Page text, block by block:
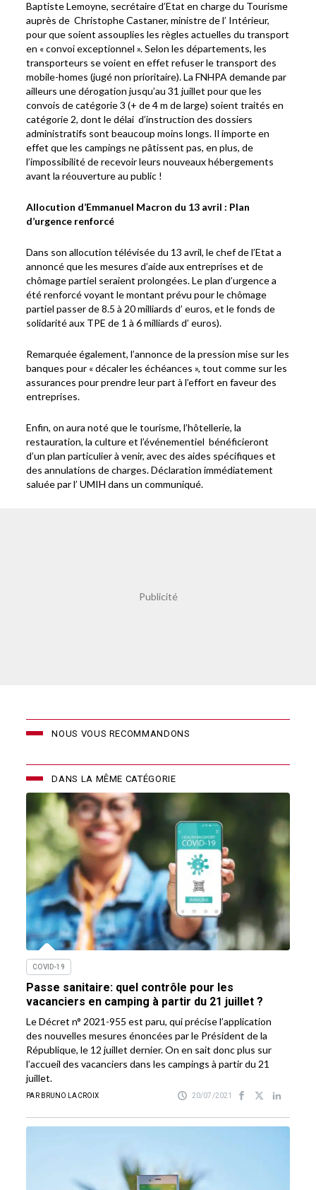
Baptiste Lemoyne, secrétaire d’Etat en charge du Tourisme
auprès de Christophe Castaner, ministre de l’ Intérieur,
pour que soient assouplies les règles actuelles du transport
en « convoi exceptionnel ». Selon les départements, les
transporteurs se voient en effet refuser le transport des
mobile-homes (jugé non prioritaire). La FNHPA demande par
ailleurs une dérogation jusqu’au 31 juillet pour que les
convois de catégorie 3 (+ de 4 m de large) soient traités en
catégorie 2, dont le délai d’instruction des dossiers
administratifs sont beaucoup moins longs. Il importe en
effet que les campings ne pâtissent pas, en plus, de
l’impossibilité de recevoir leurs nouveaux hébergements
avant la réouverture au public !
Allocution d’Emmanuel Macron du 13 avril : Plan
d’urgence renforcé
Dans son allocution télévisée du 13 avril, le chef de l’Etat a
annoncé que les mesures d’aide aux entreprises et de
chômage partiel seraient prolongées. Le plan d’urgence a
été renforcé voyant le montant prévu pour le chômage
partiel passer de 8.5 à 20 milliards d’ euros, et le fonds de
solidarité aux TPE de 1 à 6 milliards d’ euros).
Remarquée également, l’annonce de la pression mise sur les
banques pour « décaler les échéances », tout comme sur les
assurances pour prendre leur part à l’effort en faveur des
entreprises.
Enfin, on aura noté que le tourisme, l’hôtellerie, la
restauration, la culture et l’événementiel bénéficieront
d’un plan particulier à venir, avec des aides spécifiques et
des annulations de charges. Déclaration immédiatement
saluée par l’ UMIH dans un communiqué.
NOUS VOUS RECOMMANDONS
DANS LA MÊME CATÉGORIE
COVID-19
Passe sanitaire: quel contrôle pour les
vacanciers en camping à partir du 21 juillet ?
Le Décret n° 2021-955 est paru, qui précise l’application
des nouvelles mesures énoncées par le Président de la
République, le 12 juillet dernier. On en sait donc plus sur
l’accueil des vacanciers dans les campings à partir du 21
juillet.
PAR BRUNO LACROIX 20/07/2021